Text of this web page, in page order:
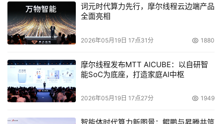
词元时代算力先行，摩尔线程云边端产品
全面亮相
2026年05月19日 17点31分 1880
摩尔线程发布MTT AICUBE：以自研智
能SoC为底座，打造家庭AI中枢
2026年05月19日 17点27分 1949